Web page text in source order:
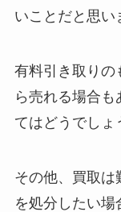
いことだと思い
有料引き取りの
ら売れる場合
てはどうでしょ
その他、買取は
を処分したい